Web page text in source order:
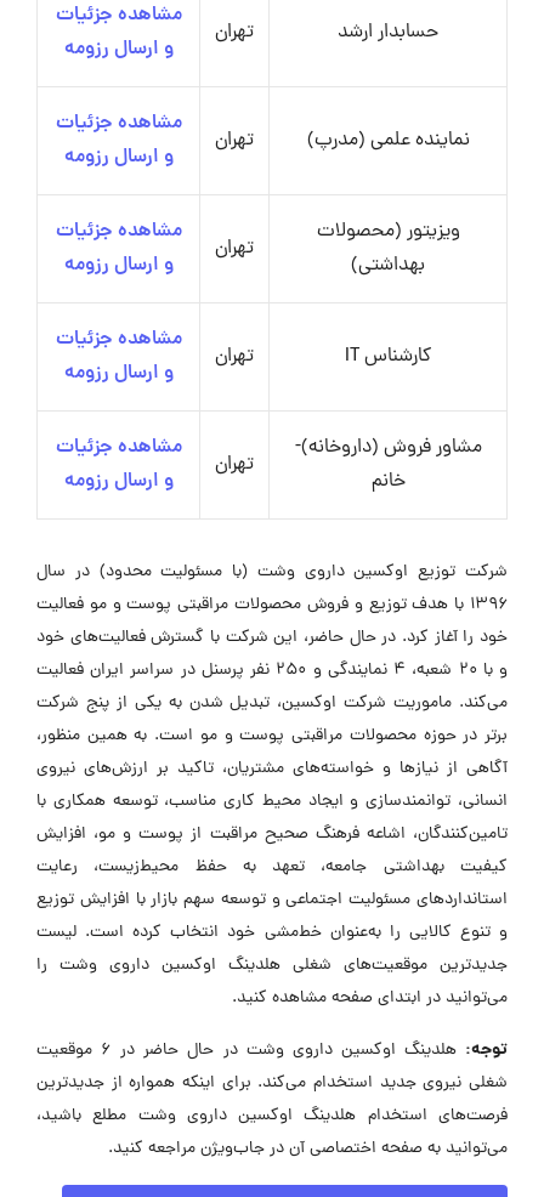
حسابدار ارشد تهران
مشاهده جزئیات
و ارسال رزومه
نماینده علمی (مدرپ) تهران
مشاهده جزئیات
و ارسال رزومه
ویزیتور (محصولات
بهداشتی)
تهران
مشاهده جزئیات
و ارسال رزومه
کارشناس IT تهران
مشاهده جزئیات
و ارسال رزومه
مشاور فروش (داروخانه)-
خانم
تهران
مشاهده جزئیات
و ارسال رزومه
شرکت توزیع اوکسین داروی وشت (با مسئولیت محدود) در سال
۱۳۹۶ با هدف توزیع و فروش محصولات مراقبتی پوست و مو فعالیت
خود را آغاز کرد. در حال حاضر، این شرکت با گسترش فعالیت‌های خود
و با ۲۰ شعبه، ۴ نمایندگی و ۲۵۰ نفر پرسنل در سراسر ایران فعالیت
می‌کند. ماموریت شرکت اوکسین، تبدیل شدن به یکی از پنج شرکت
برتر در حوزه محصولات مراقبتی پوست و مو است. به همین منظور،
آگاهی از نیازها و خواسته‌های مشتریان، تاکید بر ارزش‌های نیروی
انسانی، توانمندسازی و ایجاد محیط کاری مناسب، توسعه همکاری با
تامین‌کنندگان، اشاعه فرهنگ صحیح مراقبت از پوست و مو، افزایش
کیفیت بهداشتی جامعه، تعهد به حفظ محیط‌زیست، رعایت
استانداردهای مسئولیت اجتماعی و توسعه سهم بازار با افزایش توزیع
و تنوع کالایی را به‌عنوان خط‌مشی خود انتخاب کرده است. لیست
جدیدترین موقعیت‌های شغلی هلدینگ اوکسین داروی وشت را
می‌توانید در ابتدای صفحه مشاهده کنید.
توجه:
هلدینگ اوکسین داروی وشت در حال حاضر در ۶ موقعیت
شغلی نیروی جدید استخدام می‌کند. برای اینکه همواره از جدیدترین
فرصت‌های استخدام هلدینگ اوکسین داروی وشت مطلع باشید،
می‌توانید به صفحه اختصاصی آن در جاب‌ویژن مراجعه کنید.